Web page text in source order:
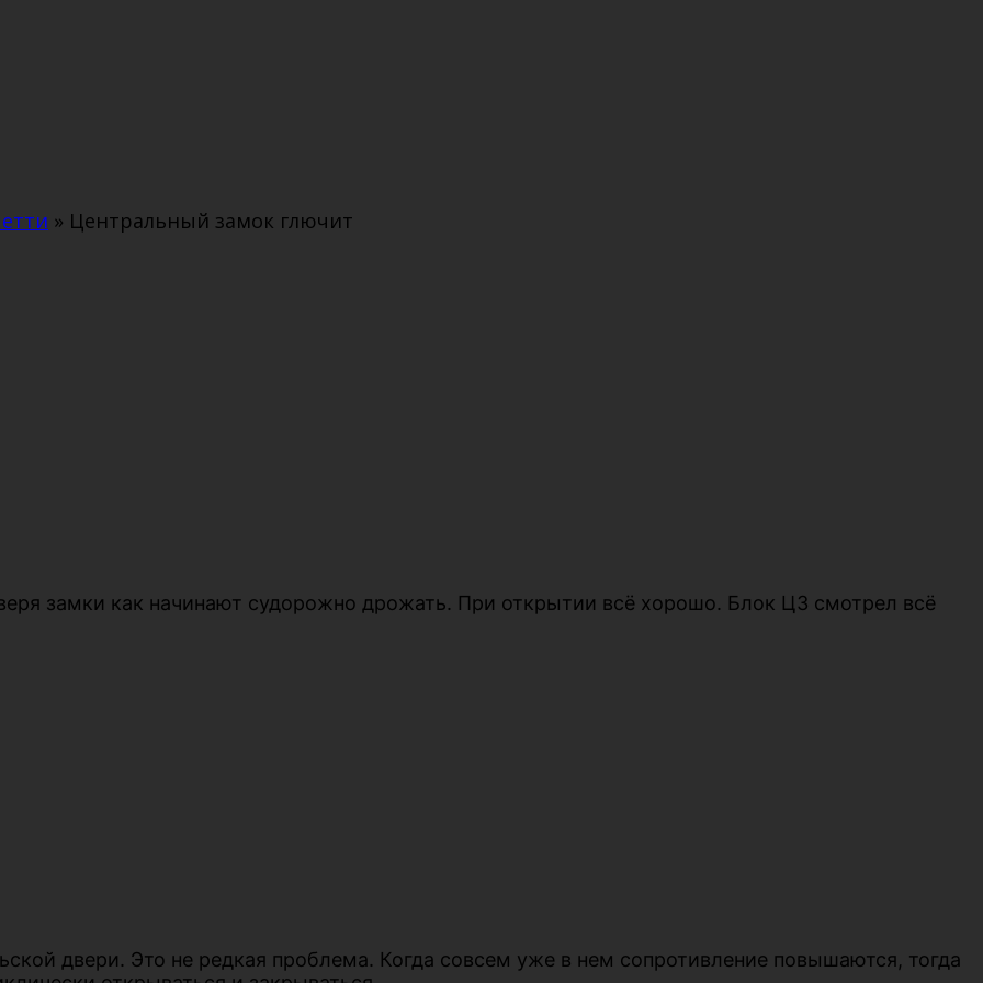
» Центральный замок глючит
замки как начинают судорожно дрожать. При открытии всё хорошо. Блок ЦЗ смотрел всё
двери. Это не редкая проблема. Когда совсем уже в нем сопротивление повышаются, тогда